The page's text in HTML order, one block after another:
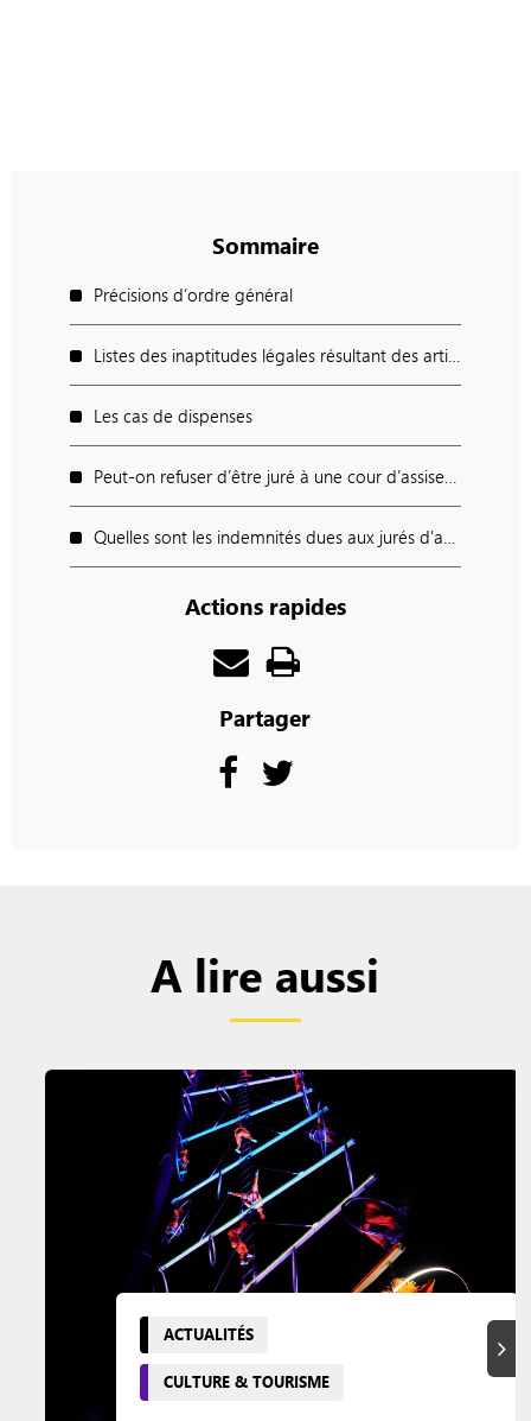
Sommaire
Précisions d’ordre général
Listes des inaptitudes légales résultant des articles 255, 256 et 257
Les cas de dispenses
Peut-on refuser d’être juré à une cour d’assises ?
Quelles sont les indemnités dues aux jurés d'assises ?
Actions rapides
Partager
A lire aussi
ACTUALITÉS
CULTURE & TOURISME